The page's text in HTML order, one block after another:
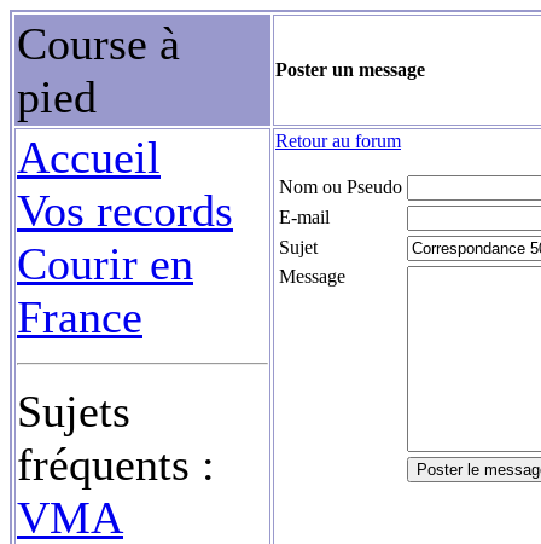
Course à
pied
Poster un message
Accueil
Vos records
Courir en
France
Sujets
fréquents :
VMA
Retour au forum
Nom ou Pseudo
E-mail
Sujet
Message